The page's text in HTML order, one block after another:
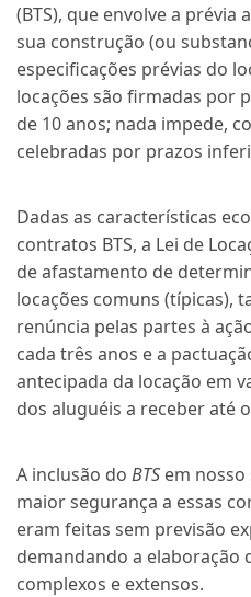
(BTS), que envolve a prévia
sua construção (ou
especificações prévias do
locações são firmadas por
de 10 anos; nada impede,
celebradas por prazos
Dadas as características
contratos BTS, a Lei de
de afastamento de
locações comuns (típicas),
renúncia pelas partes à
cada três anos e a
antecipada da locação em
dos aluguéis a receber até
A inclusão do BTS em
maior segurança a essas
eram feitas sem previsão
demandando a elaboração
complexos e extensos.